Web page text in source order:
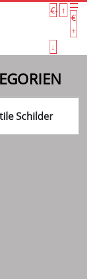
€- ↑
€
+
↓
Schilder